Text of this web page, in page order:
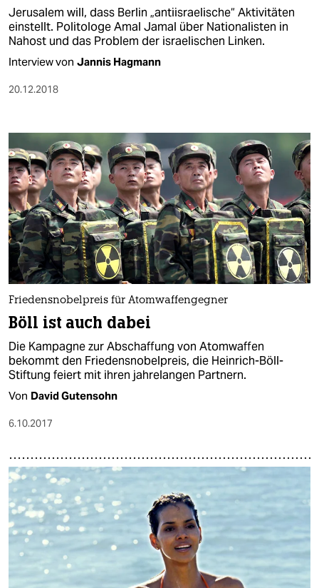
Jerusalem will, dass Berlin „antiisraelische“ Aktivitäten
einstellt. Politologe Amal Jamal über Nationalisten in
Nahost und das Problem der israelischen Linken.
Interview von Jannis Hagmann
20.12.2018
Friedensnobelpreis für Atomwaffengegner
Böll ist auch dabei
Die Kampagne zur Abschaffung von Atomwaffen
bekommt den Friedensnobelpreis, die Heinrich-Böll-
Stiftung feiert mit ihren jahrelangen Partnern.
Von David Gutensohn
6.10.2017